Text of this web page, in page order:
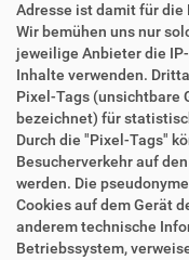
Adresse ist damit für
Wir bemühen uns nur
jeweilige Anbieter die
Inhalte verwenden.
Pixel-Tags (unsichtbare
bezeichnet) für
Durch die "Pixel-Tags"
Besucherverkehr auf
werden. Die
Cookies auf dem Gerät
anderem technische
Betriebssystem,